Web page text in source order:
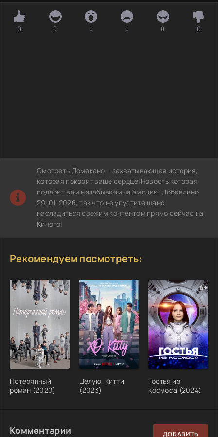
0 0 0 0 0 0
Смотреть Домекано – захватывающая история,
которая покорит ваше сердце!Новость которая
подарит вам незабываемые эмоции. Добавлено
29-01-2026, так что не упустите шанс
насладиться свежим контентом прямо сейчас на
Киного!
Рекомендуем посмотреть:
Потерянный
роман (2020)
Целую, Китти
(2023)
Гостья из
космоса (2024)
Комментарии ДОБАВИТЬ